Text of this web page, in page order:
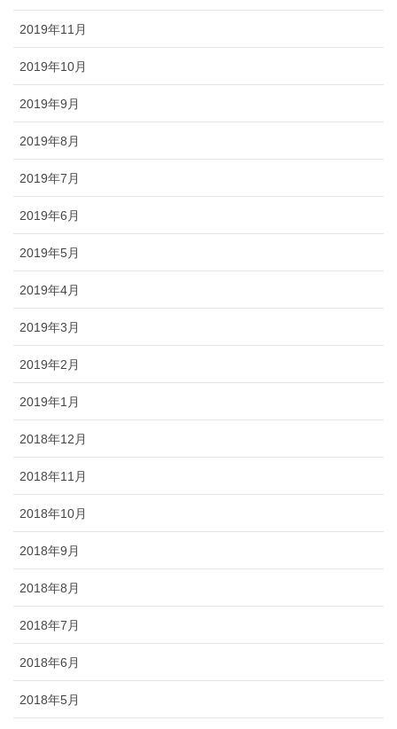
2019年11月
2019年10月
2019年9月
2019年8月
2019年7月
2019年6月
2019年5月
2019年4月
2019年3月
2019年2月
2019年1月
2018年12月
2018年11月
2018年10月
2018年9月
2018年8月
2018年7月
2018年6月
2018年5月